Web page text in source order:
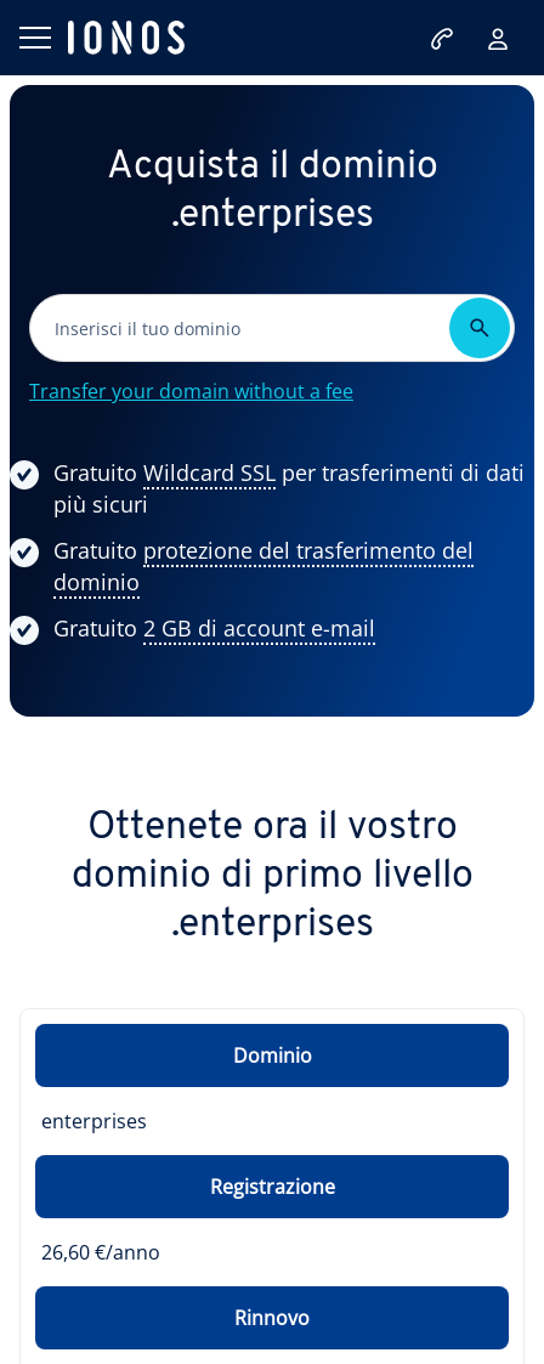
Acquista il dominio
.enterprises
Transfer your domain without a fee
Gratuito Wildcard SSL per trasferimenti di dati
più sicuri
Gratuito protezione del trasferimento del
dominio
Gratuito 2 GB di account e-mail
Ottenete ora il vostro
dominio di primo livello
.enterprises
Dominio
enterprises
Registrazione
26,60 €/anno
Rinnovo